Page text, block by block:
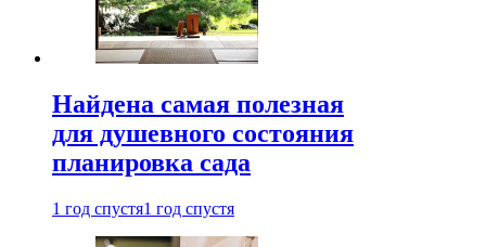
Найдена самая полезная
для душевного состояния
планировка сада
1 год спустя1 год спустя